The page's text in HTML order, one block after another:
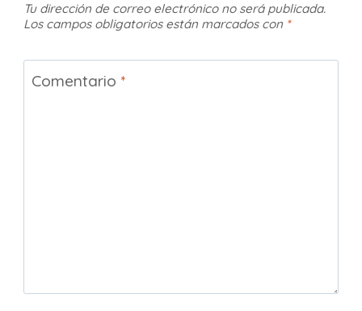
Tu dirección de correo electrónico no será publicada.
Los campos obligatorios están marcados con *
Comentario *